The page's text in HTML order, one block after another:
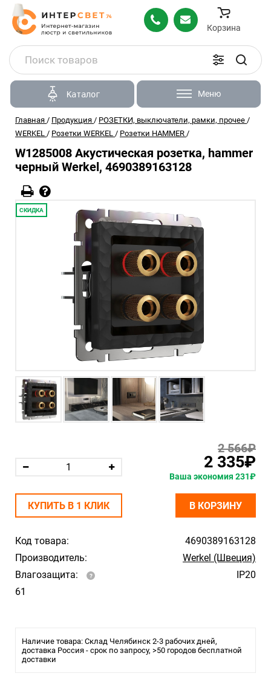
Корзина
Каталог Меню
Главная / Продукция / РОЗЕТКИ, выключатели, рамки, прочее /
WERKEL / Розетки WERKEL / Розетки HAMMER /
W1285008 Акустическая розетка, hammer
черный Werkel, 4690389163128
СКИДКА
Код товара:
4690389163128
Производитель:
Werkel (Швеция)
Влагозащита:
IP20
61
Наличие товара: Склад Челябинск 2-3 рабочих дней,
доставка Россия - срок по запросу, >50 городов бесплатной
доставки
2 566₽
2 335₽
Ваша экономия 231₽
КУПИТЬ В 1 КЛИК В КОРЗИНУ